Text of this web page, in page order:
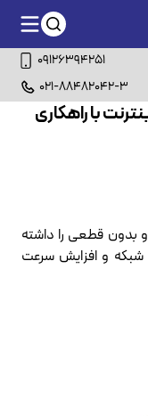
09126394251
021-88482042-3
با راهکاری
و بدون قطعی را داشته
شبکه و افزایش سرعت